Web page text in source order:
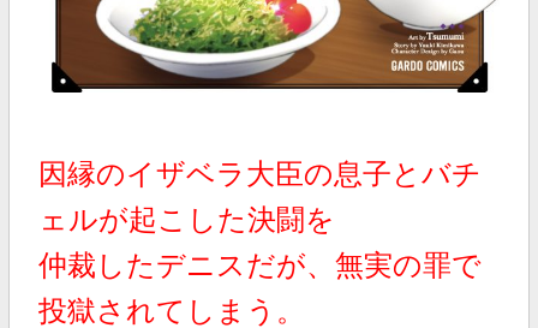
因縁のイザベラ大臣の息子とバチ
ェルが起こした決闘を
仲裁したデニスだが、無実の罪で
投獄されてしまう。